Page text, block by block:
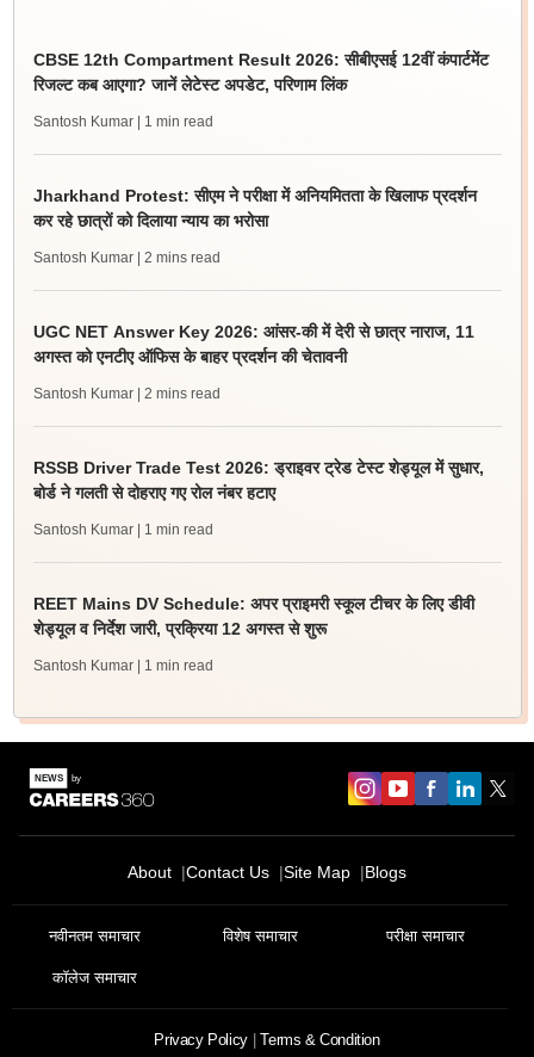
CBSE 12th Compartment Result 2026: सीबीएसई 12वीं कंपार्टमेंट
रिजल्ट कब आएगा? जानें लेटेस्ट अपडेट, परिणाम लिंक
Santosh Kumar | 1 min read
Jharkhand Protest: सीएम ने परीक्षा में अनियमितता के खिलाफ प्रदर्शन
कर रहे छात्रों को दिलाया न्याय का भरोसा
Santosh Kumar | 2 mins read
UGC NET Answer Key 2026: आंसर-की में देरी से छात्र नाराज, 11
अगस्त को एनटीए ऑफिस के बाहर प्रदर्शन की चेतावनी
Santosh Kumar | 2 mins read
RSSB Driver Trade Test 2026: ड्राइवर ट्रेड टेस्ट शेड्यूल में सुधार,
बोर्ड ने गलती से दोहराए गए रोल नंबर हटाए
Santosh Kumar | 1 min read
REET Mains DV Schedule: अपर प्राइमरी स्कूल टीचर के लिए डीवी
शेड्यूल व निर्देश जारी, प्रक्रिया 12 अगस्त से शुरू
Santosh Kumar | 1 min read
About Contact Us Site Map Blogs
नवीनतम समाचार विशेष समाचार परीक्षा समाचार
कॉलेज समाचार
Privacy Policy Terms & Condition